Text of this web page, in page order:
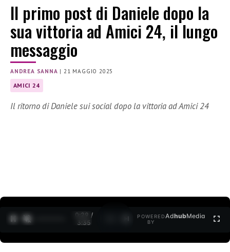
Il primo post di Daniele dopo la
sua vittoria ad Amici 24, il lungo
messaggio
ANDREA SANNA |21 MAGGIO 2025
AMICI 24
Il ritorno di Daniele sui social dopo la vittoria ad Amici 24
0:30 /
3:35
POWERED
BY
AdhubMedia